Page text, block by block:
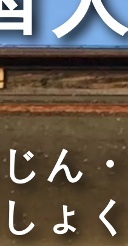
ん・
ょく